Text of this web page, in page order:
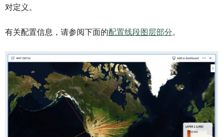
对定义。
有关配置信息，请参阅下面的配置线段图层部分。